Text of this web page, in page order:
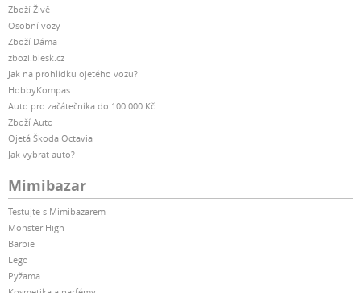
Zboží Živě
Osobní vozy
Zboží Dáma
zbozi.blesk.cz
Jak na prohlídku ojetého vozu?
HobbyKompas
Auto pro začátečníka do 100 000 Kč
Zboží Auto
Ojetá Škoda Octavia
Jak vybrat auto?
Mimibazar
Testujte s Mimibazarem
Monster High
Barbie
Lego
Pyžama